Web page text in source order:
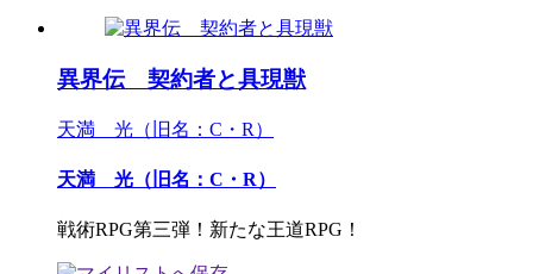
異界伝 契約者と具現獣
天満 光（旧名：C・R）
天満 光（旧名：C・R）
戦術RPG第三弾！新たな王道RPG！